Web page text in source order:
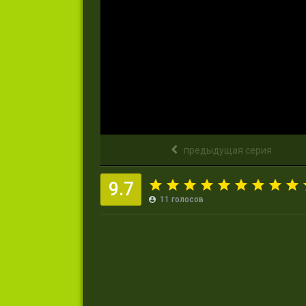
предыдущая серия
9.7 11 голосов